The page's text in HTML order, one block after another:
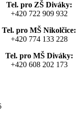
Tel. pro ZŠ Diváky:
+420 722 909 932
Tel. pro MŠ Nikolčice:
+420 774 133 228
Tel. pro MŠ Diváky:
+420 608 202 173